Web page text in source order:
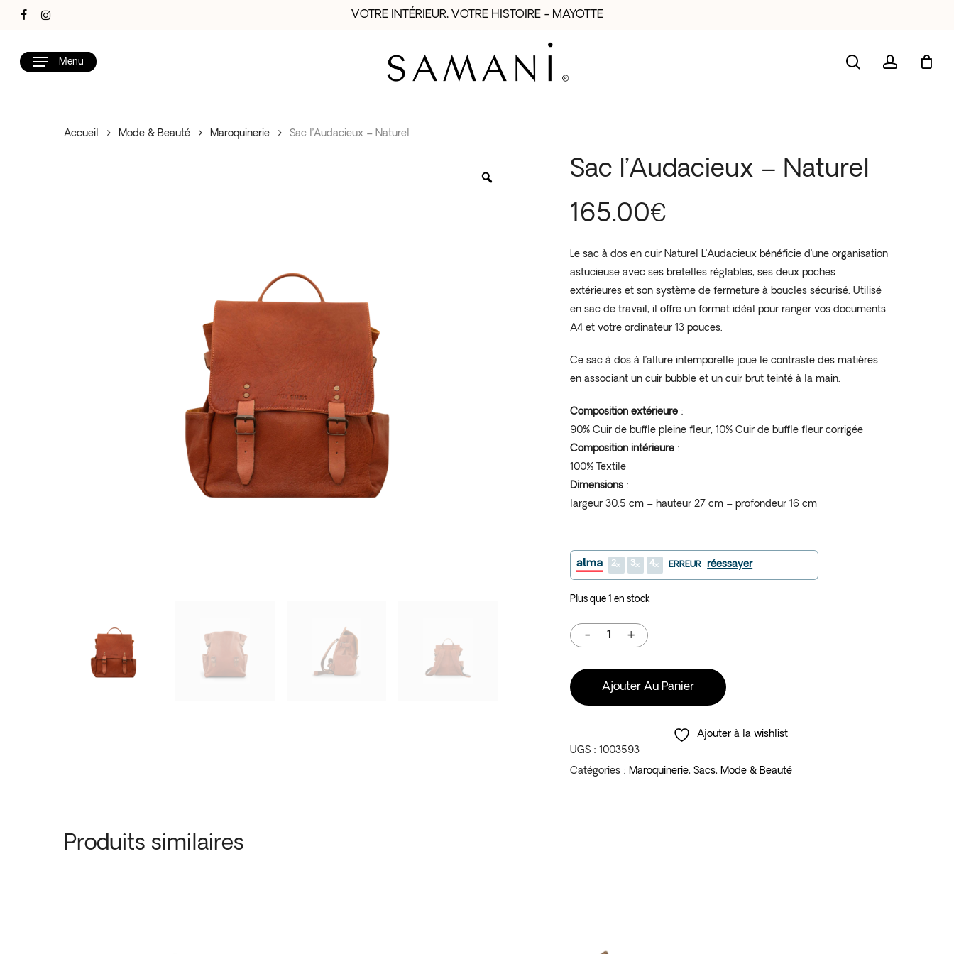
content
VOTRE INTÉRIEUR, VOTRE HISTOIRE - MAYOTTE
Menu searchaccount
Accueil Mode & Beauté Maroquinerie Sac l’Audacieux – Naturel
Sac l’Audacieux – Naturel
165.00€
Le sac à dos en cuir Naturel L’Audacieux bénéficie d’une organisation
astucieuse avec ses bretelles réglables, ses deux poches
extérieures et son système de fermeture à boucles sécurisé. Utilisé
en sac de travail, il offre un format idéal pour ranger vos documents
A4 et votre ordinateur 13 pouces.
Ce sac à dos à l’allure intemporelle joue le contraste des matières
en associant un cuir bubble et un cuir brut teinté à la main.
Composition extérieure :
90% Cuir de buffle pleine fleur, 10% Cuir de buffle fleur corrigée
Composition intérieure :
100% Textile
Dimensions :
largeur 30.5 cm – hauteur 27 cm – profondeur 16 cm
2 3 4 ERREUR réessayer
Plus que 1 en stock
Ajouter Au Panier
Ajouter à la wishlist
UGS :1003593
Catégories : Maroquinerie,Sacs, Mode & Beauté
Produits similaires